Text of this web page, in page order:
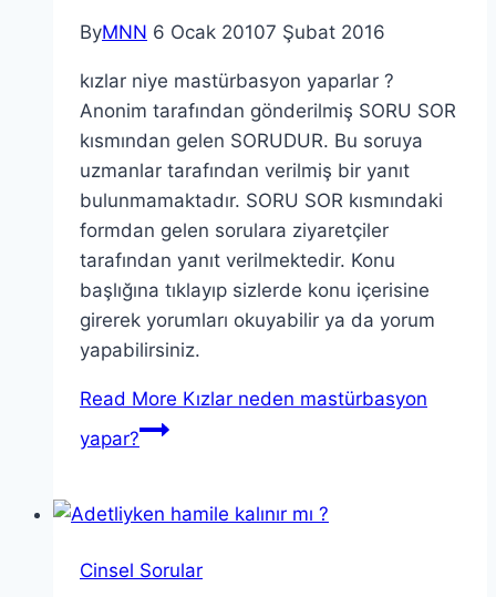
ByMNN 6 Ocak 20107 Şubat 2016
kızlar niye mastürbasyon yaparlar ?
Anonim tarafından gönderilmiş SORU SOR
kısmından gelen SORUDUR. Bu soruya
uzmanlar tarafından verilmiş bir yanıt
bulunmamaktadır. SORU SOR kısmındaki
formdan gelen sorulara ziyaretçiler
tarafından yanıt verilmektedir. Konu
başlığına tıklayıp sizlerde konu içerisine
girerek yorumları okuyabilir ya da yorum
yapabilirsiniz.
Read More Kızlar neden mastürbasyon
yapar?
Cinsel Sorular